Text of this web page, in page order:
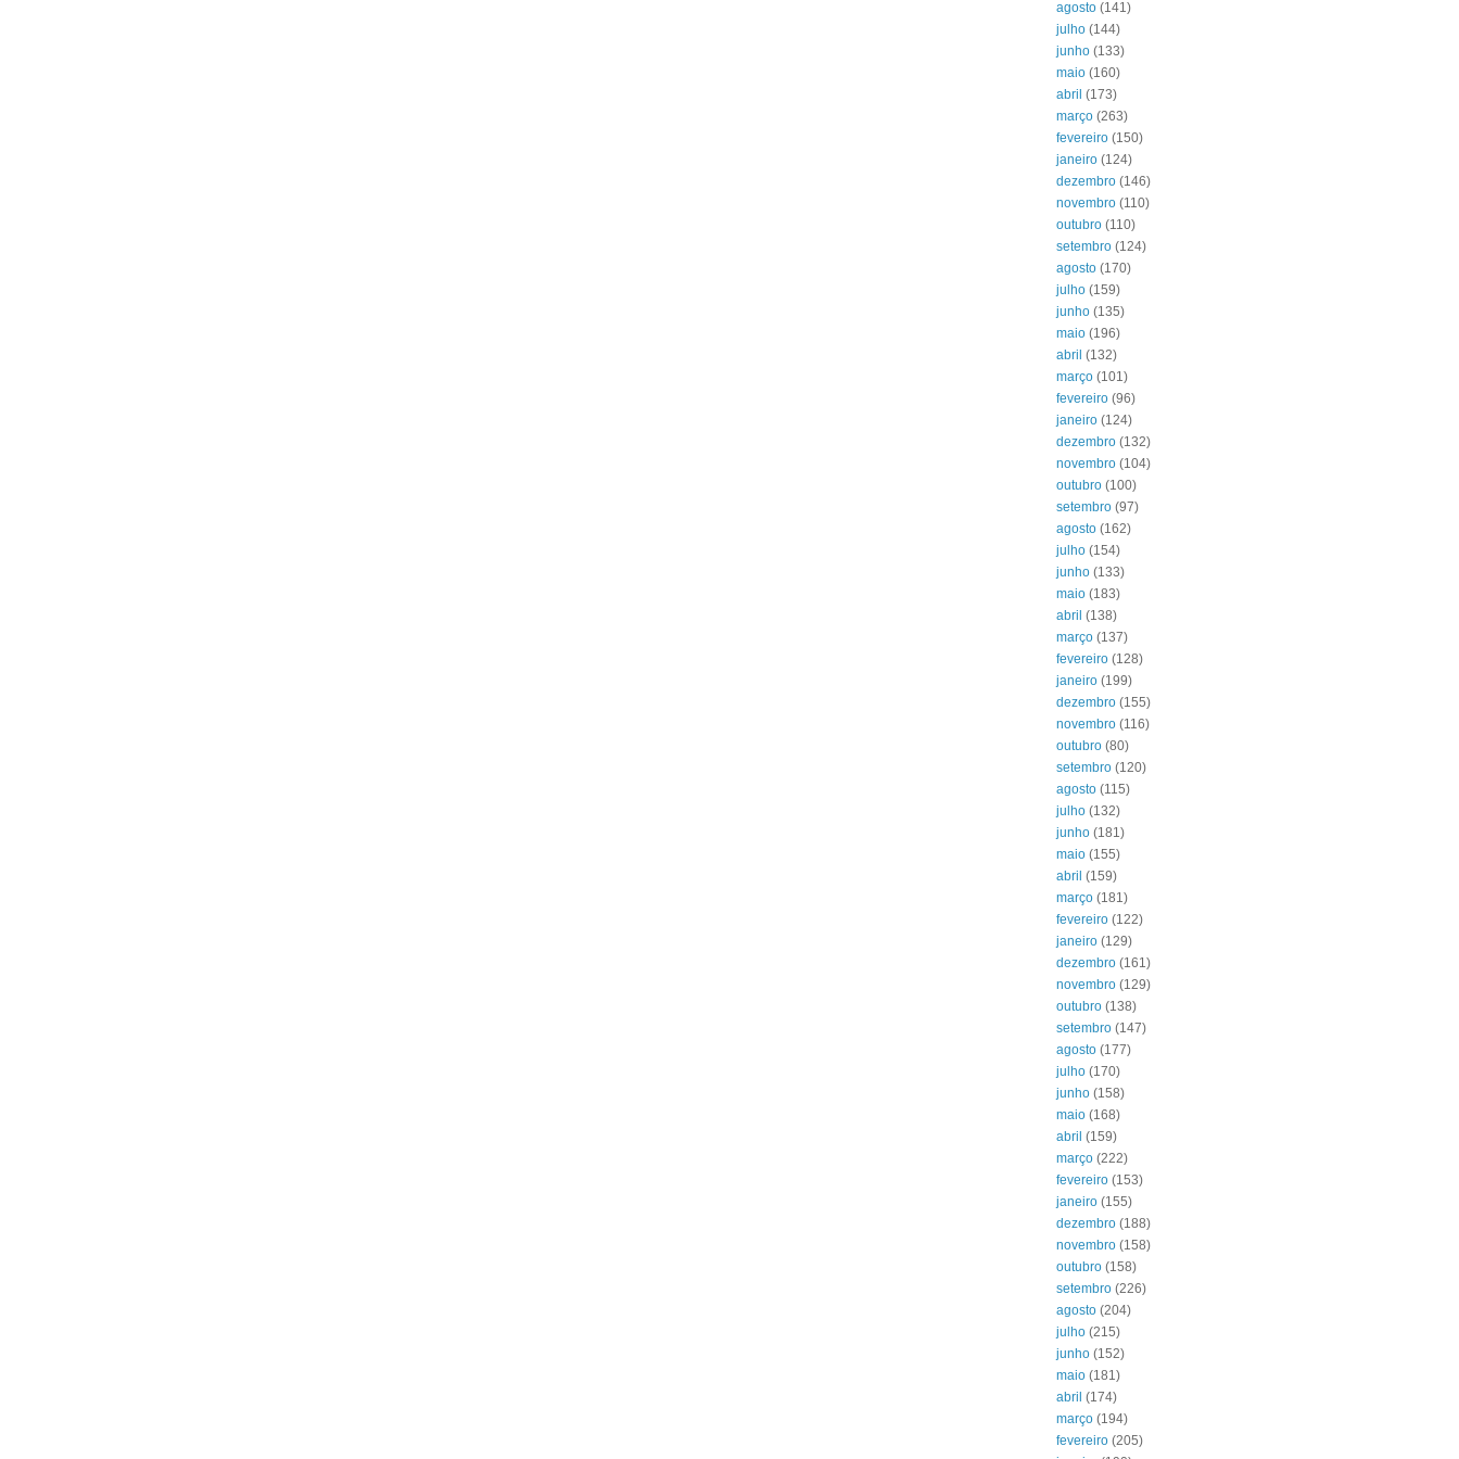
agosto (141)
julho (144)
junho (133)
maio (160)
abril (173)
março (263)
fevereiro (150)
janeiro (124)
dezembro (146)
novembro (110)
outubro (110)
setembro (124)
agosto (170)
julho (159)
junho (135)
maio (196)
abril (132)
março (101)
fevereiro (96)
janeiro (124)
dezembro (132)
novembro (104)
outubro (100)
setembro (97)
agosto (162)
julho (154)
junho (133)
maio (183)
abril (138)
março (137)
fevereiro (128)
janeiro (199)
dezembro (155)
novembro (116)
outubro (80)
setembro (120)
agosto (115)
julho (132)
junho (181)
maio (155)
abril (159)
março (181)
fevereiro (122)
janeiro (129)
dezembro (161)
novembro (129)
outubro (138)
setembro (147)
agosto (177)
julho (170)
junho (158)
maio (168)
abril (159)
março (222)
fevereiro (153)
janeiro (155)
dezembro (188)
novembro (158)
outubro (158)
setembro (226)
agosto (204)
julho (215)
junho (152)
maio (181)
abril (174)
março (194)
fevereiro (205)